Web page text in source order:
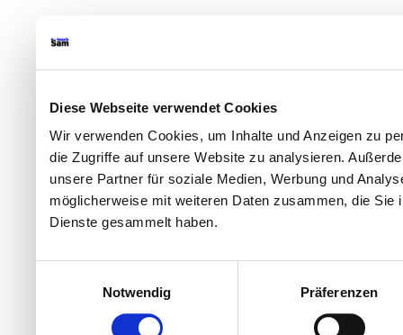
Diese Webseite verwendet Cookies
Wir verwenden Cookies, um Inhalte und Anzeigen zu
die Zugriffe auf unsere Website zu analysieren.
unsere Partner für soziale Medien, Werbung und
möglicherweise mit weiteren Daten zusammen, die
Dienste gesammelt haben.
Notwendig
Präferenzen